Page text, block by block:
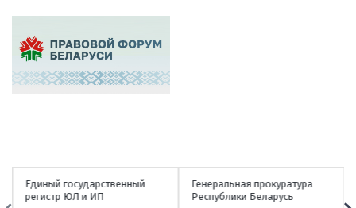
Единый государственный
регистр ЮЛ и ИП
Генеральная прокуратура
Республики Беларусь